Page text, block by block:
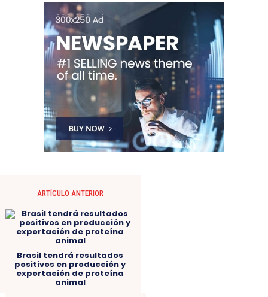
ARTÍCULO ANTERIOR
Brasil tendrá resultados
positivos en producción y
exportación de proteína
animal